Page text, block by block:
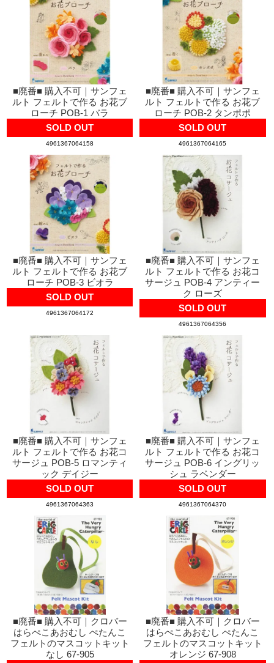
■廃番■ 購入不可｜サンフェ
ルト フェルトで作る お花ブ
ローチ POB-1 バラ
SOLD OUT
4961367064158
■廃番■ 購入不可｜サンフェ
ルト フェルトで作る お花ブ
ローチ POB-2 タンポポ
SOLD OUT
4961367064165
■廃番■ 購入不可｜サンフェ
ルト フェルトで作る お花ブ
ローチ POB-3 ビオラ
SOLD OUT
4961367064172
■廃番■ 購入不可｜サンフェ
ルト フェルトで作る お花コ
サージュ POB-4 アンティー
ク ローズ
SOLD OUT
4961367064356
■廃番■ 購入不可｜サンフェ
ルト フェルトで作る お花コ
サージュ POB-5 ロマンティ
ック デイジー
SOLD OUT
4961367064363
■廃番■ 購入不可｜サンフェ
ルト フェルトで作る お花コ
サージュ POB-6 イングリッ
シュ ラベンダー
SOLD OUT
4961367064370
■廃番■ 購入不可｜クロバー
はらぺこあおむし ぺたんこ
フェルトのマスコットキット
なし 67-905
■廃番■ 購入不可｜クロバー
はらぺこあおむし ぺたんこ
フェルトのマスコットキット
オレンジ 67-908